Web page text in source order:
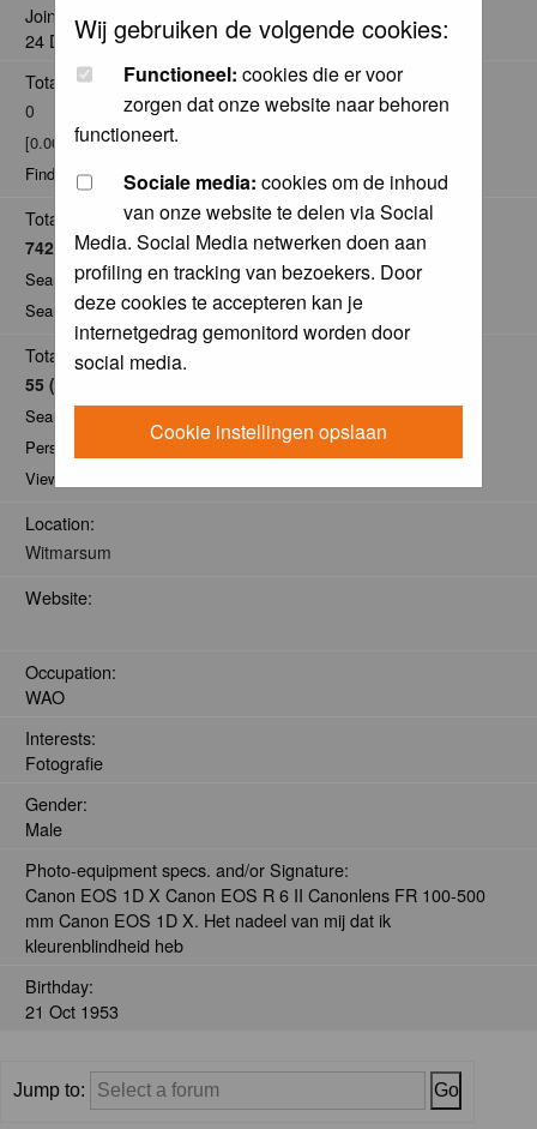
Wij gebruiken de volgende cookies:
Functioneel: cookies die er voor
zorgen dat onze website naar behoren
functioneert.
Sociale media: cookies om de inhoud
van onze website te delen via Social
Media. Social Media netwerken doen aan
profiling en tracking van bezoekers. Door
deze cookies te accepteren kan je
internetgedrag gemonitord worden door
social media.
Cookie instellingen opslaan
Joined:
24 Dec 2023
Total posts:
0
[0.00% of total / 0.00 posts per day]
Find all posts by DijkstraSJR
Total Comments:
742
Search for comments by this user
Search for all nominations given by this user
Total Pics:
55 (40)
Search for pics made by DijkstraSJR
Personal Gallery of DijkstraSJR
View comments on pics of DijkstraSJR
Location:
Witmarsum
Website:
Occupation:
WAO
Interests:
Fotografie
Gender:
Male
Photo-equipment specs. and/or Signature:
Canon EOS 1D X Canon EOS R 6 II Canonlens FR 100-500
mm Canon EOS 1D X. Het nadeel van mij dat ik
kleurenblindheid heb
Birthday:
21 Oct 1953
Jump to: